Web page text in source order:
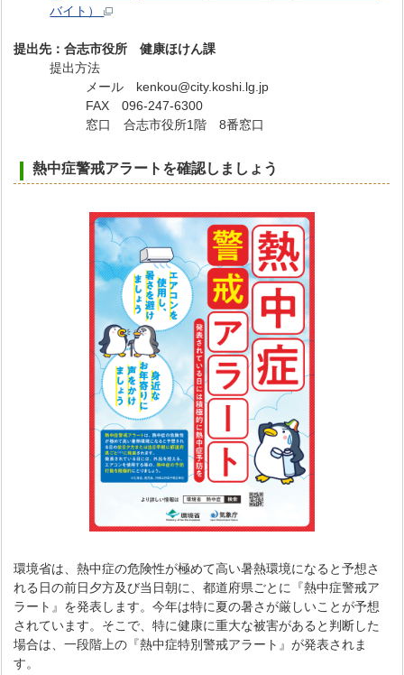
バイト）
提出先：合志市役所 健康ほけん課
提出方法
メール kenkou@city.koshi.lg.jp
FAX 096-247-6300
窓口 合志市役所1階 8番窓口
熱中症警戒アラートを確認しましょう
環境省は、熱中症の危険性が極めて高い暑熱環境になると予想さ
れる日の前日夕方及び当日朝に、都道府県ごとに『熱中症警戒ア
ラート』を発表します。今年は特に夏の暑さが厳しいことが予想
されています。そこで、特に健康に重大な被害があると判断した
場合は、一段階上の『熱中症特別警戒アラート』が発表されま
す。